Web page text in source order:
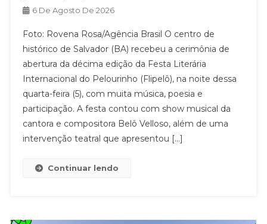
6 De Agosto De 2026
Foto: Rovena Rosa/Agência Brasil O centro de
histórico de Salvador (BA) recebeu a cerimônia de
abertura da décima edição da Festa Literária
Internacional do Pelourinho (Flipelô), na noite dessa
quarta-feira (5), com muita música, poesia e
participação. A festa contou com show musical da
cantora e compositora Belô Velloso, além de uma
intervenção teatral que apresentou […]
Continuar lendo